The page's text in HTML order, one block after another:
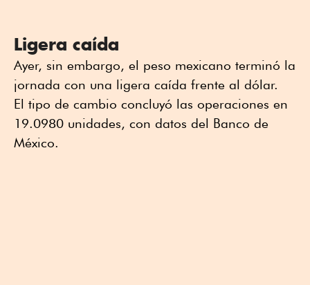
Ligera caída
Ayer, sin embargo, el peso mexicano terminó la
jornada con una ligera caída frente al dólar.
El tipo de cambio concluyó las operaciones en
19.0980 unidades, con datos del Banco de
México.